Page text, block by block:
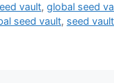
vault,global seed
seed vault, seed